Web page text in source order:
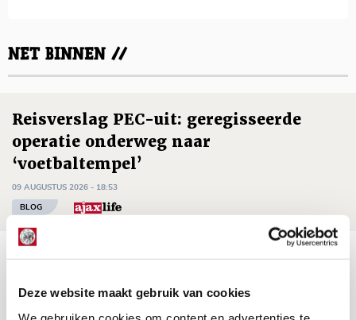
Deze website maakt gebruik van cookies
NET BINNEN //
Reisverslag PEC-uit: geregisseerde
operatie onderweg naar
‘voetbaltempel’
09 AUGUSTUS 2026 - 18:53
BLOG
Brandt heeft veel vertrouwen in Ajax